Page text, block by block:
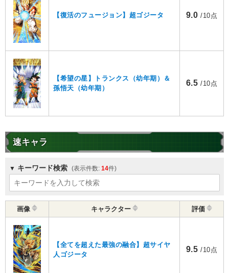
【復活のフュージョン】超ゴジータ 9.0 /10点
【希望の星】トランクス（幼年期）＆
孫悟天（幼年期）
6.5 /10点
速キャラ
キーワード検索 14
画像 キャラクター 評価
【全てを超えた最強の融合】超サイヤ
人ゴジータ
9.5 /10点